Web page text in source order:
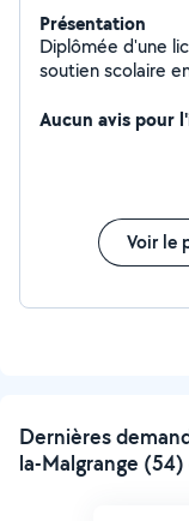
Présentation
Diplômée d'une
soutien scolaire
faire du
Aucun avis pour
Voir le
Dernières
la-Malgrange